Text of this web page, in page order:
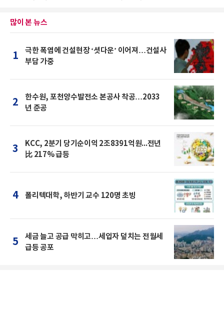
많이 본 뉴스
1
극한 폭염에 건설현장 ‘셧다운’ 이어져…건설사
부담 가중
2
한수원, 포천양수발전소 본공사 착공…2033
년 준공
3
KCC, 2분기 당기순이익 2조8391억원...전년
比 217% 급등
4 폴리텍대학, 하반기 교수 120명 초빙
5
세금 늘고 공급 막히고…세입자 덮치는 전월세
급등 공포